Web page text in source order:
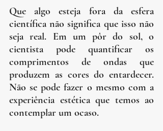
Que algo esteja fora da esfera
científica não significa que isso não
seja real. Em um pôr do sol, o
cientista pode quantificar os
comprimentos de ondas que
produzem as cores do entardecer.
Não se pode fazer o mesmo com a
experiência estética que temos ao
contemplar um ocaso.